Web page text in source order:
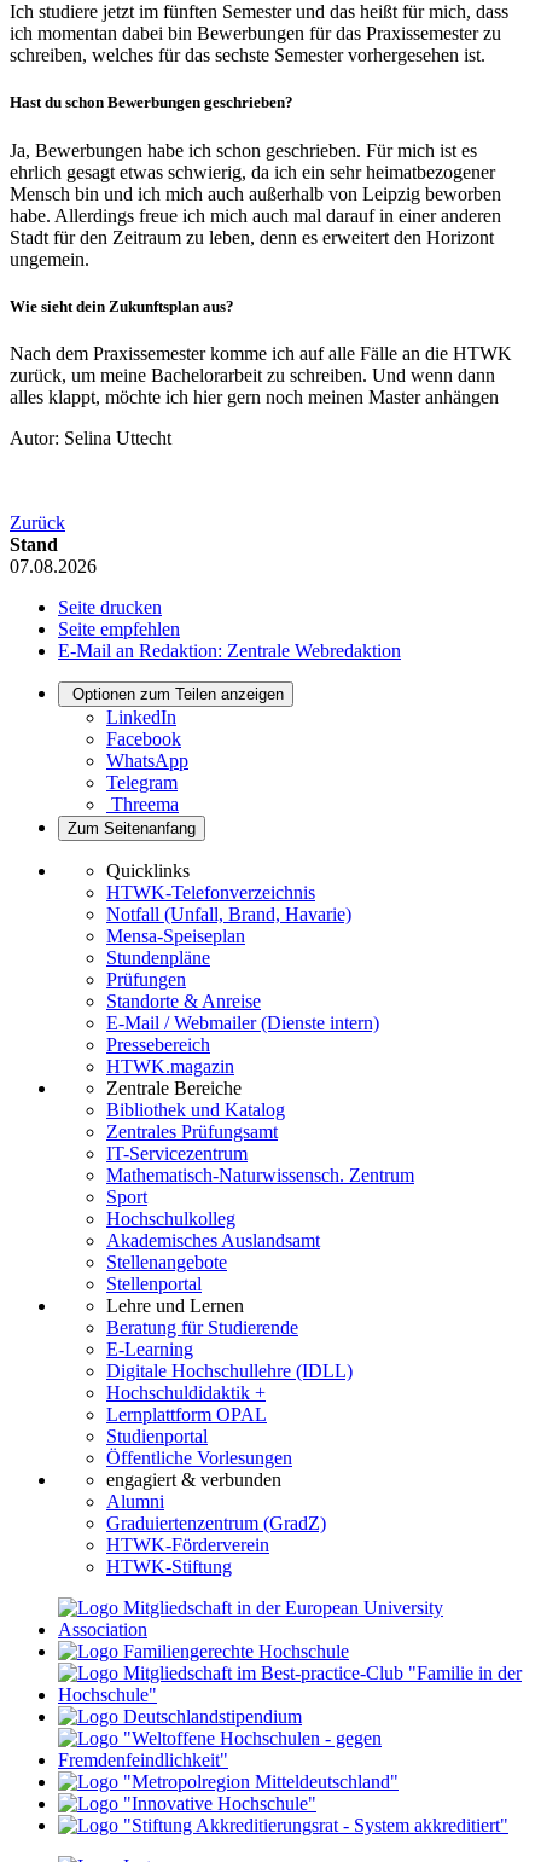
Ich studiere jetzt im fünften Semester und das heißt für mich, dass
ich momentan dabei bin Bewerbungen für das Praxissemester zu
schreiben, welches für das sechste Semester vorhergesehen ist.
Hast du schon Bewerbungen geschrieben?
Ja, Bewerbungen habe ich schon geschrieben. Für mich ist es
ehrlich gesagt etwas schwierig, da ich ein sehr heimatbezogener
Mensch bin und ich mich auch außerhalb von Leipzig beworben
habe. Allerdings freue ich mich auch mal darauf in einer anderen
Stadt für den Zeitraum zu leben, denn es erweitert den Horizont
ungemein.
Wie sieht dein Zukunftsplan aus?
Nach dem Praxissemester komme ich auf alle Fälle an die HTWK
zurück, um meine Bachelorarbeit zu schreiben. Und wenn dann
alles klappt, möchte ich hier gern noch meinen Master anhängen
Autor: Selina Uttecht
Zurück
Stand
07.08.2026
Seite drucken
Seite empfehlen
E-Mail an Redaktion: Zentrale Webredaktion
Optionen zum Teilen anzeigen
LinkedIn
Facebook
WhatsApp
Telegram
Threema
Zum Seitenanfang
Quicklinks
HTWK-Telefonverzeichnis
Notfall (Unfall, Brand, Havarie)
Mensa-Speiseplan
Stundenpläne
Prüfungen
Standorte & Anreise
E-Mail / Webmailer (Dienste intern)
Pressebereich
HTWK.magazin
Zentrale Bereiche
Bibliothek und Katalog
Zentrales Prüfungsamt
IT-Servicezentrum
Mathematisch-Naturwissensch. Zentrum
Sport
Hochschulkolleg
Akademisches Auslandsamt
Stellenangebote
Stellenportal
Lehre und Lernen
Beratung für Studierende
E-Learning
Digitale Hochschullehre (IDLL)
Hochschuldidaktik +
Lernplattform OPAL
Studienportal
Öffentliche Vorlesungen
engagiert & verbunden
Alumni
Graduiertenzentrum (GradZ)
HTWK-Förderverein
HTWK-Stiftung